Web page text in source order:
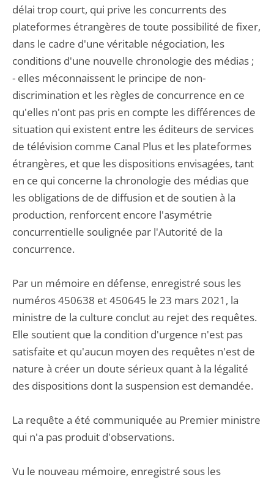
délai trop court, qui prive les concurrents des
plateformes étrangères de toute possibilité de fixer,
dans le cadre d'une véritable négociation, les
conditions d'une nouvelle chronologie des médias ;
- elles méconnaissent le principe de non-
discrimination et les règles de concurrence en ce
qu'elles n'ont pas pris en compte les différences de
situation qui existent entre les éditeurs de services
de télévision comme Canal Plus et les plateformes
étrangères, et que les dispositions envisagées, tant
en ce qui concerne la chronologie des médias que
les obligations de de diffusion et de soutien à la
production, renforcent encore l'asymétrie
concurrentielle soulignée par l'Autorité de la
concurrence.
Par un mémoire en défense, enregistré sous les
numéros 450638 et 450645 le 23 mars 2021, la
ministre de la culture conclut au rejet des requêtes.
Elle soutient que la condition d'urgence n'est pas
satisfaite et qu'aucun moyen des requêtes n'est de
nature à créer un doute sérieux quant à la légalité
des dispositions dont la suspension est demandée.
La requête a été communiquée au Premier ministre
qui n'a pas produit d'observations.
Vu le nouveau mémoire, enregistré sous les